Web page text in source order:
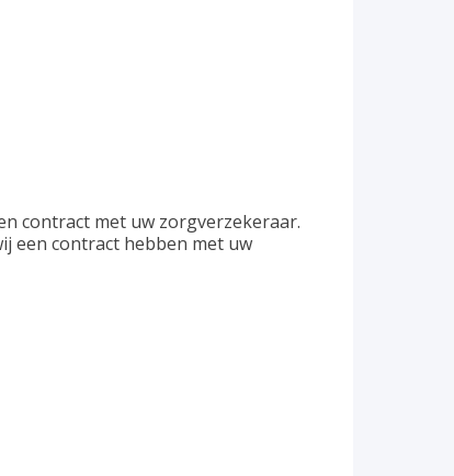
contract met uw zorgverzekeraar.
een contract hebben met uw